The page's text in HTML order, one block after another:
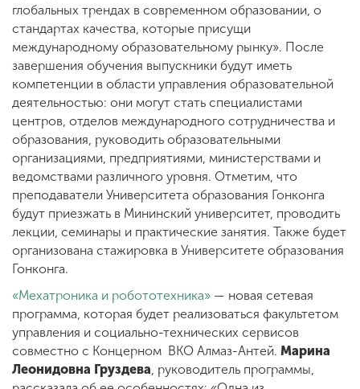
глобальных трендах в современном образовании, о
стандартах качества, которые присущи
международному образовательному рынку». После
завершения обучения выпускники будут иметь
компетенции в области управления образовательной
деятельностью: они могут стать специалистами
центров, отделов международного сотрудничества и
образования, руководить образовательными
организациями, предприятиями, министерствами и
ведомствами различного уровня. Отметим, что
преподаватели Университета образования Гонконга
будут приезжать в Мининский университет, проводить
лекции, семинары и практические занятия. Также будет
организована стажировка в Университете образования
Гонконга.
«Мехатроника и робототехника» — новая сетевая
программа, которая будет реализоваться факультетом
управления и социально-технических сервисов
совместно с Концерном ВКО Алмаз-Антей. Марина
Леонидовна Груздева , руководитель программы,